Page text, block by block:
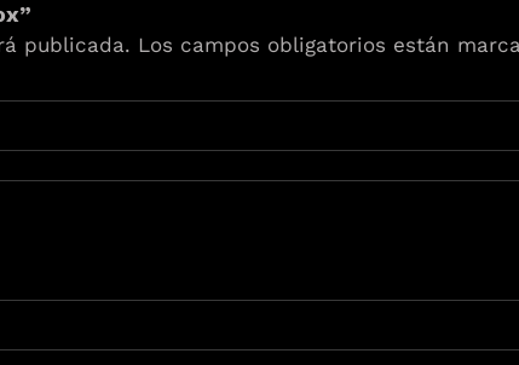
publicada. Los campos obligatorios están